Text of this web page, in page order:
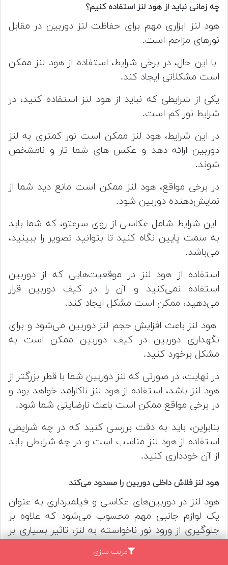
مرتب سازی
چه زمانی نباید از هود لنز استفاده کنیم؟
هود لنز ابزاری مهم برای حفاظت لنز دوربین در مقابل
نورهای مزاحم است.
با این حال، در برخی شرایط، استفاده از هود لنز ممکن
است مشکلاتی ایجاد کند.
یکی از شرایطی که نباید از هود لنز استفاده کنید، در
شرایط نور کم است.
در این شرایط، هود لنز ممکن است نور کمتری به لنز
دوربین ارائه دهد و عکس های شما تار و نامشخص
شوند.
در برخی مواقع، هود لنز ممکن است مانع دید شما از
نمایش‌دهنده دوربین شود.
این شرایط شامل عکاسی از روی سرعتو، که شما باید
به سمت پایین نگاه کنید تا بتوانید تصویر را ببینید،
می‌باشد.
استفاده از هود لنز در موقعیت‌هایی که از دوربین
استفاده نمی‌کنید و آن را در کیف دوربین قرار
می‌دهید، ممکن است مشکل ایجاد کند.
هود لنز باعث افزایش حجم لنز دوربین می‌شود و برای
نگهداری دوربین در کیف دوربین ممکن است به
مشکل برخورد کنید.
در نهایت، در صورتی که لنز دوربین شما با قطر بزرگتر از
هود لنز باشد، استفاده از هود لنز ناکارامد خواهد بود و
در برخی مواقع ممکن است باعث نارضایتی شما شود.
بنابراین، باید به دقت بررسی کنید که در چه شرایطی
استفاده از هود لنز مناسب است و در چه شرایطی باید
از آن خودداری کنید.
هود لنز فلاش داخلی دوربین را مسدود می‌کند
هود لنز در دوربین‌های عکاسی و فیلمبرداری به عنوان
یک لوازم جانبی مهم محسوب می‌شود که علاوه بر
جلوگیری از ورود نور ناخواسته به لنز، تاثیر بسیاری بر
کیفیت تصاویر نهایی دارد.